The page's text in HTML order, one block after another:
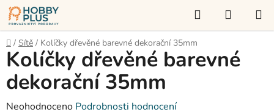
Přejít
na
obsah
Hledat
KOŠÍK
Domů
/ Sítě / Kolíčky dřevěné barevné dekorační 35mm
Kolíčky dřevěné barevné
dekorační 35mm
Průměrné
Neohodnoceno Podrobnosti hodnocení